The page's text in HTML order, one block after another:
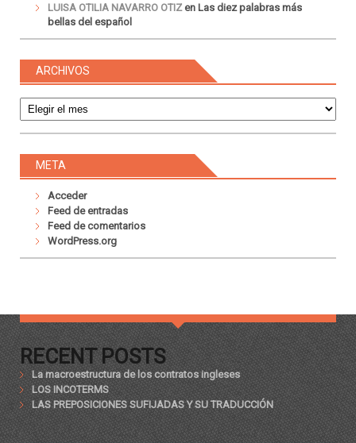
LUISA OTILIA NAVARRO OTIZ en Las diez palabras más
bellas del español
ARCHIVOS
META
Acceder
Feed de entradas
Feed de comentarios
WordPress.org
RECENT POSTS
La macroestructura de los contratos ingleses
LOS INCOTERMS
LAS PREPOSICIONES SUFIJADAS Y SU TRADUCCIÓN